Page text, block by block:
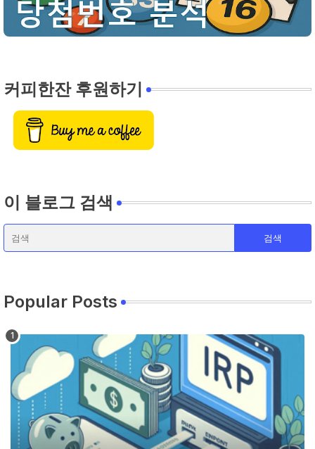
커피한잔 후원하기
이 블로그 검색
Popular Posts